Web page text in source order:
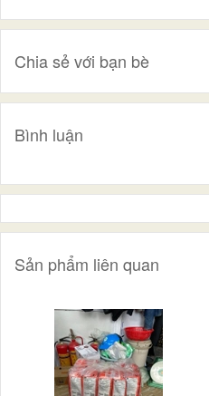
Chia sẻ với bạn bè
Bình luận
Sản phẩm liên quan